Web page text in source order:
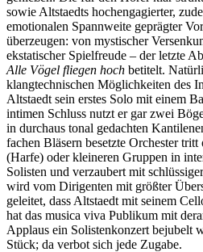
sowie Altstaedts hochengagierter,
emotionalen Spannweite geprägter
überzeugen: von mystischer
ekstatischer Spielfreude – der letzte
Alle Vögel fliegen hoch betitelt.
klangtechnischen Möglichkeiten des
Altstaedt sein erstes Solo mit einem
intimen Schluss nutzt er gar zwei
in durchaus tonal gedachten
fachen Bläsern besetzte Orchester
(Harfe) oder kleineren Gruppen in
Solisten und verzaubert mit
wird vom Dirigenten mit größter
geleitet, dass Altstaedt mit seinem
hat das musica viva Publikum mit
Applaus ein Solistenkonzert bejubelt
Stück; da verbot sich jede Zugabe.